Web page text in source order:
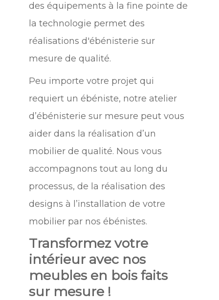
des équipements à la fine pointe de
la technologie permet des
réalisations d'ébénisterie sur
mesure de qualité.
Peu importe votre projet qui
requiert un ébéniste, notre atelier
d’ébénisterie sur mesure peut vous
aider dans la réalisation d’un
mobilier de qualité. Nous vous
accompagnons tout au long du
processus, de la réalisation des
designs à l’installation de votre
mobilier par nos ébénistes.
Transformez votre
intérieur avec nos
meubles en bois faits
sur mesure !